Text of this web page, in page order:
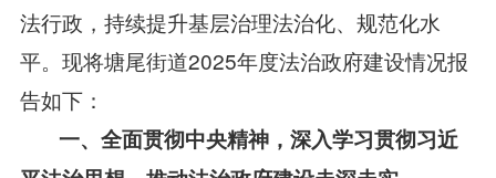
法行政，持续提升基层治理法治化、规范化水
平。现将塘尾街道2025年度法治政府建设情况报
告如下：
一、全面贯彻中央精神，深入学习贯彻习近